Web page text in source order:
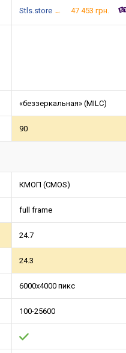
Stls.store 47 453 грн.
«беззеркальная» (MILC)
90
КМОП (CMOS)
full frame
24.7
24.3
6000x4000 пикс
100-25600